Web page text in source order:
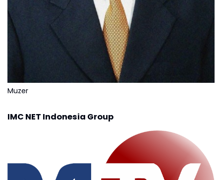
Muzer
IMC NET Indonesia Group